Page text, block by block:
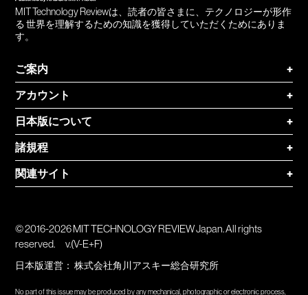
MIT Technology Reviewは、読者の皆さまに、テクノロジーが形作
る 世界を理解するための知識を獲得していただくためにありま
す。
ご案内
+
アカウント
+
日本版について
+
諸規程
+
関連サイト
+
© 2016-2026 MIT TECHNOLOGY REVIEW Japan. All rights
reserved.
v.(V-E+F)
日本版運営：株式会社角川アスキー総合研究所
No part of this issue may be produced by any mechanical, photographic or electronic process,